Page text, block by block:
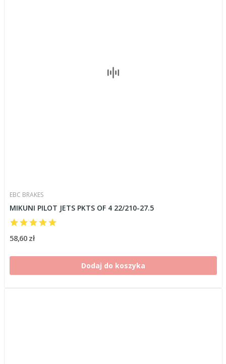
EBC BRAKES
MIKUNI PILOT JETS PKTS OF 4 22/210-27.5
58,60 zł
Dodaj do koszyka